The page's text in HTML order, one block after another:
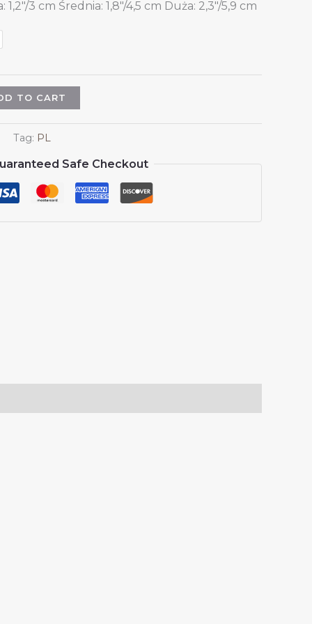
1,2″/3 cm Średnia: 1,8″/4,5 cm Duża: 2,3″/5,9 cm
TO CART
Tag: PL
Safe Checkout